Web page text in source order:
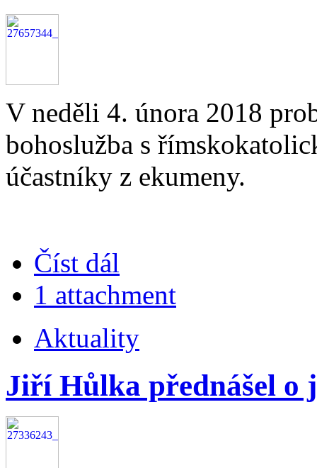
V neděli 4. února 2018
bohoslužba s
účastníky z ekumeny.
Číst dál
1 attachment
Aktuality
Jiří Hůlka přednášel o